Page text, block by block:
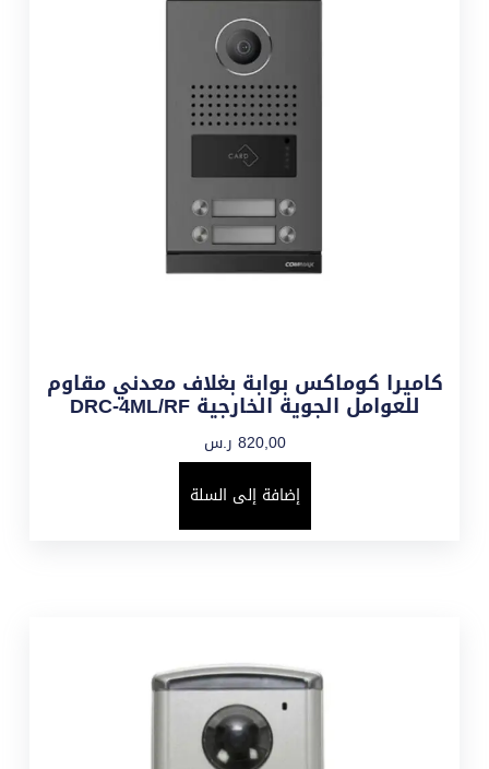
كاميرا كوماكس بوابة بغلاف معدني مقاوم
للعوامل الجوية الخارجية DRC-4ML/RF
820,00 ر.س
إضافة إلى السلة